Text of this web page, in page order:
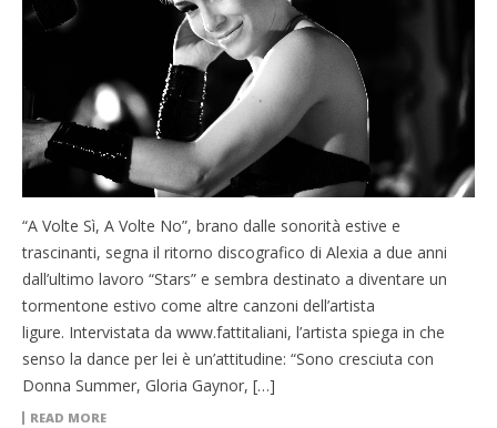
“A Volte Sì, A Volte No”, brano dalle sonorità estive e
trascinanti, segna il ritorno discografico di Alexia a due anni
dall’ultimo lavoro “Stars” e sembra destinato a diventare un
tormentone estivo come altre canzoni dell’artista
ligure. Intervistata da www.fattitaliani, l’artista spiega in che
senso la dance per lei è un’attitudine: “Sono cresciuta con
Donna Summer, Gloria Gaynor, […]
READ MORE